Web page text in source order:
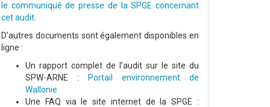
le communiqué de presse de la SPGE concernant
cet audit.
D'autres documents sont également disponibles en
ligne :
Un rapport complet de l’audit sur le site du
SPW-ARNE :
Portail environnement de
Wallonie
Une FAQ via le site internet de la SPGE :